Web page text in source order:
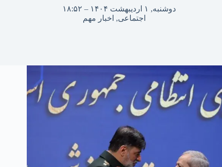
دوشنبه, ۱ اردیبهشت ۱۴۰۴ – ۱۸:۵۲
اجتماعی, اخبار مهم